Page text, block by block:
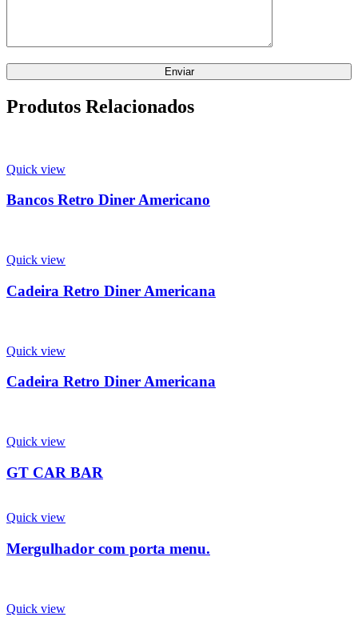
Produtos Relacionados
Quick view
Bancos Retro Diner Americano
Quick view
Cadeira Retro Diner Americana
Quick view
Cadeira Retro Diner Americana
Quick view
GT CAR BAR
Quick view
Mergulhador com porta menu.
Quick view